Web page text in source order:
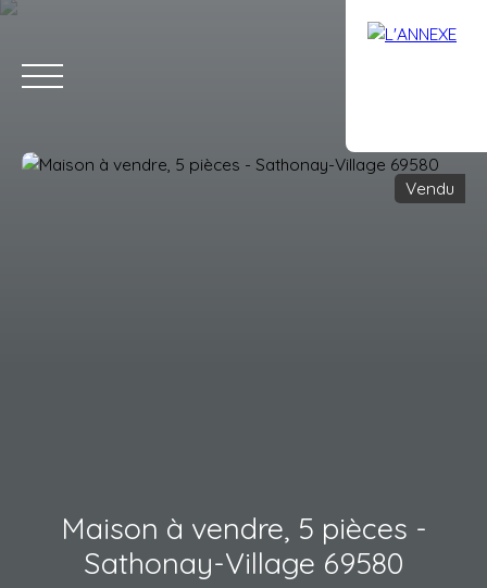
Vendu
Maison à vendre, 5 pièces -
Sathonay-Village 69580